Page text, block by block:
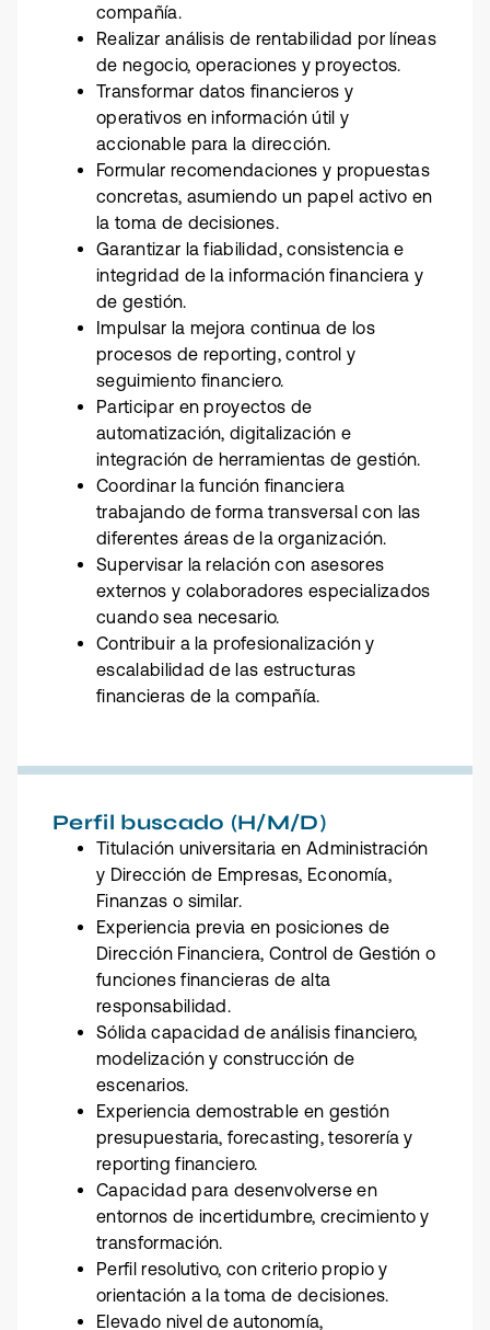
compañía.
Realizar análisis de rentabilidad por líneas
de negocio, operaciones y proyectos.
Transformar datos financieros y
operativos en información útil y
accionable para la dirección.
Formular recomendaciones y propuestas
concretas, asumiendo un papel activo en
la toma de decisiones.
Garantizar la fiabilidad, consistencia e
integridad de la información financiera y
de gestión.
Impulsar la mejora continua de los
procesos de reporting, control y
seguimiento financiero.
Participar en proyectos de
automatización, digitalización e
integración de herramientas de gestión.
Coordinar la función financiera
trabajando de forma transversal con las
diferentes áreas de la organización.
Supervisar la relación con asesores
externos y colaboradores especializados
cuando sea necesario.
Contribuir a la profesionalización y
escalabilidad de las estructuras
financieras de la compañía.
Perfil buscado (H/M/D)
Titulación universitaria en Administración
y Dirección de Empresas, Economía,
Finanzas o similar.
Experiencia previa en posiciones de
Dirección Financiera, Control de Gestión o
funciones financieras de alta
responsabilidad.
Sólida capacidad de análisis financiero,
modelización y construcción de
escenarios.
Experiencia demostrable en gestión
presupuestaria, forecasting, tesorería y
reporting financiero.
Capacidad para desenvolverse en
entornos de incertidumbre, crecimiento y
transformación.
Perfil resolutivo, con criterio propio y
orientación a la toma de decisiones.
Elevado nivel de autonomía,